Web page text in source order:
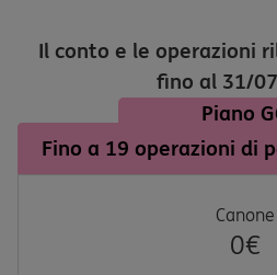
Il conto e le operazioni
fino al 31/
Piano
Fino a 19 operazioni di
Canone
0€